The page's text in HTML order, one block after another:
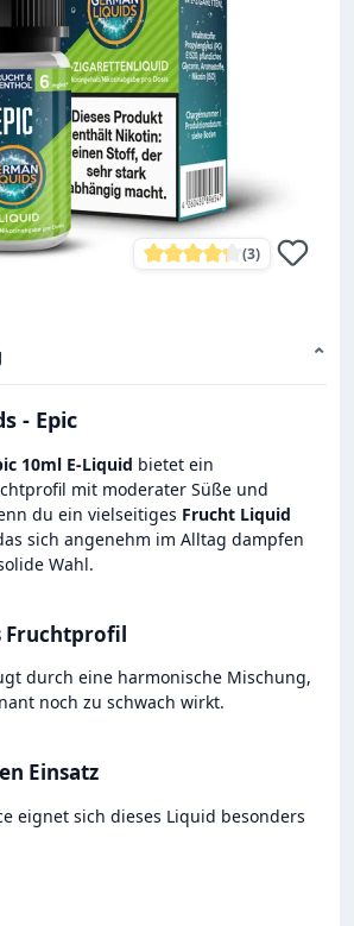
Durchschnittliche
(3)
⌄
- Epic
10ml E-Liquid bietet ein
mit moderater Süße und
du ein vielseitiges Frucht Liquid
sich angenehm im Alltag dampfen
Wahl.
Fruchtprofil
durch eine harmonische Mischung,
noch zu schwach wirkt.
Einsatz
eignet sich dieses Liquid besonders